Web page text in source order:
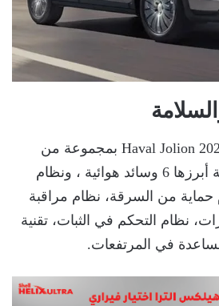
وتٌقدم هافال جوليان Haval Jolion 2025 بمجموعة من
وسائل الأمان والسلامة أبرزها 6 وسائد هوائية ، ونظام
حماية من السرقة، نظام مراقبة
نظام التحكم في الثبات، تقنية
في المرتفعات.